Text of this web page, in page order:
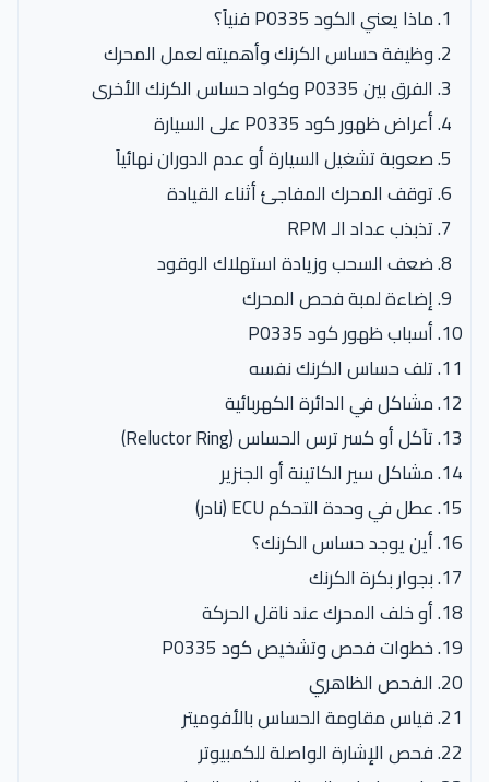
ماذا يعني الكود P0335 فنياً؟
وظيفة حساس الكرنك وأهميته لعمل المحرك
الفرق بين P0335 وكواد حساس الكرنك الأخرى
أعراض ظهور كود P0335 على السيارة
صعوبة تشغيل السيارة أو عدم الدوران نهائياً
توقف المحرك المفاجئ أثناء القيادة
تذبذب عداد الـ RPM
ضعف السحب وزيادة استهلاك الوقود
إضاءة لمبة فحص المحرك
أسباب ظهور كود P0335
تلف حساس الكرنك نفسه
مشاكل في الدائرة الكهربائية
تآكل أو كسر ترس الحساس (Reluctor Ring)
مشاكل سير الكاتينة أو الجنزير
عطل في وحدة التحكم ECU (نادر)
أين يوجد حساس الكرنك؟
بجوار بكرة الكرنك
أو خلف المحرك عند ناقل الحركة
خطوات فحص وتشخيص كود P0335
الفحص الظاهري
قياس مقاومة الحساس بالأفوميتر
فحص الإشارة الواصلة للكمبيوتر